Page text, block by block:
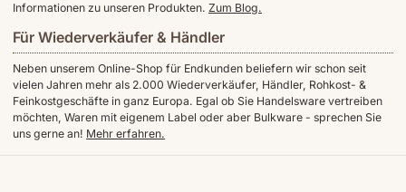
Informationen zu unseren Produkten. Zum Blog.
Für Wiederverkäufer & Händler
Neben unserem Online-Shop für Endkunden beliefern wir schon seit
vielen Jahren mehr als 2.000 Wiederverkäufer, Händler, Rohkost- &
Feinkostgeschäfte in ganz Europa. Egal ob Sie Handelsware vertreiben
möchten, Waren mit eigenem Label oder aber Bulkware - sprechen Sie
uns gerne an! Mehr erfahren.